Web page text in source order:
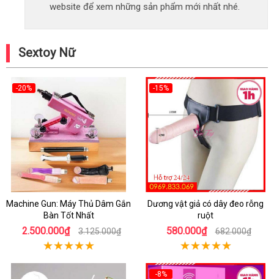
website để xem những sản phẩm mới nhất nhé.
Sextoy Nữ
-20%
Machine Gun: Máy Thủ Dâm Gắn
Bàn Tốt Nhất
2.500.000₫ 3.125.000₫
-15%
Dương vật giả có dây đeo rỗng
ruột
580.000₫ 682.000₫
-8%